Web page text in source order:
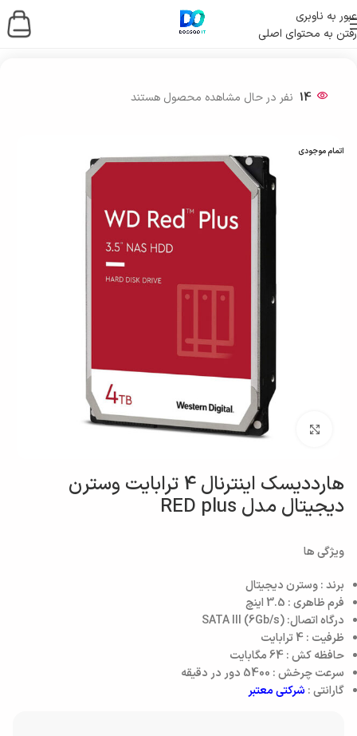
عبور به ناوبری
رفتن به محتوای اصلی
خانه/ ذخیره ساز اطلاعات
14 نفر در حال مشاهده محصول هستند
اتمام موجودی
بزرگنمایی تصویر
هارددیسک اینترنال 4 ترابایت وسترن
دیجیتال مدل RED plus
ویژگی ها
برند : وسترن دیجیتال
فرم ظاهری : 3.5 اینچ
درگاه اتصال: SATA III (6Gb/s)
ظرفیت : 4 ترابایت
حافظه کش :‌ 64 مگابایت
سرعت چرخش : 5400 دور در دقیقه
گارانتی : شرکتی معتبر